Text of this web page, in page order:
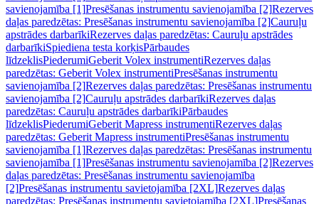
savienojamība [1]Presēšanas instrumentu savienojamība [2]Rezerves
daļas paredzētas: Presēšanas instrumentu savienojamība [2]Cauruļu
apstrādes darbarīkiRezerves daļas paredzētas: Cauruļu apstrādes
darbarīkiSpiediena testa korķisPārbaudes
līdzeklisPiederumiGeberit Volex instrumentiRezerves daļas
paredzētas: Geberit Volex instrumentiPresēšanas instrumentu
savienojamība [2]Rezerves daļas paredzētas: Presēšanas instrumentu
savienojamība [2]Cauruļu apstrādes darbarīkiRezerves daļas
paredzētas: Cauruļu apstrādes darbarīkiPārbaudes
līdzeklisPiederumiGeberit Mapress instrumentiRezerves daļas
paredzētas: Geberit Mapress instrumentiPresēšanas instrumentu
savienojamība [1]Rezerves daļas paredzētas: Presēšanas instrumentu
savienojamība [1]Presēšanas instrumentu savienojamība [2]Rezerves
daļas paredzētas: Presēšanas instrumentu savienojamība
[2]Presēšanas instrumentu savietojamība [2XL]Rezerves daļas
paredzētas: Presēšanas instrumentu savietojamība [2XL]Presēšanas